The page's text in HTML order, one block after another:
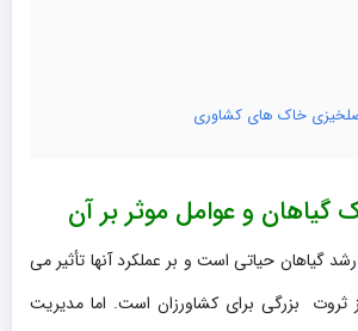
خاک های کشاوری
و عوامل موثر بر آن
گیاهان حیاتی است و بر عملکرد آنها تأثیر می
ثروت بزرگی برای کشاورزان است. اما مدیریت